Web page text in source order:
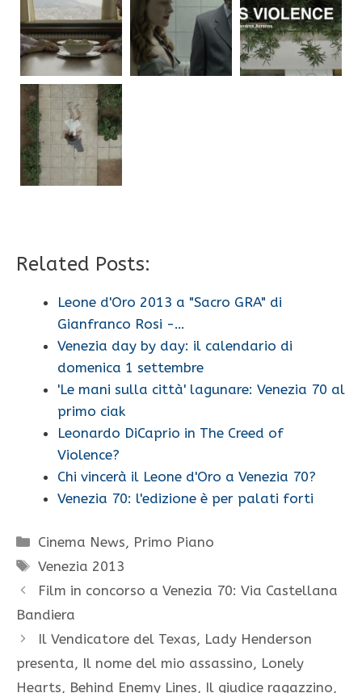
Related Posts:
Leone d'Oro 2013 a "Sacro GRA" di
Gianfranco Rosi -…
Venezia day by day: il calendario di
domenica 1 settembre
'Le mani sulla città' lagunare: Venezia 70 al
primo ciak
Leonardo DiCaprio in The Creed of
Violence?
Chi vincerà il Leone d'Oro a Venezia 70?
Venezia 70: l'edizione è per palati forti
Categorie
Cinema News, Primo Piano
Tag
Venezia 2013
Film in concorso a Venezia 70: Via Castellana
Bandiera
Il Vendicatore del Texas, Lady Henderson
presenta, Il nome del mio assassino, Lonely
Hearts, Behind Enemy Lines, Il giudice ragazzino,